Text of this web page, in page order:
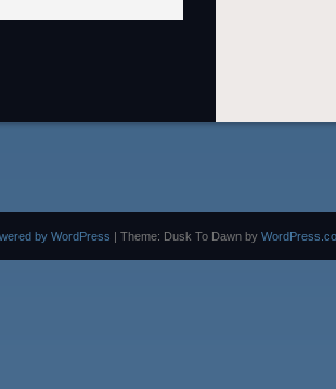
by WordPress | Theme: Dusk To Dawn by